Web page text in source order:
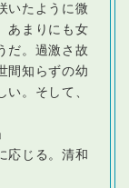
いたように微
あまりにも女
だ。過激さ故
間知らずの幼
。そして、
応じる。清和